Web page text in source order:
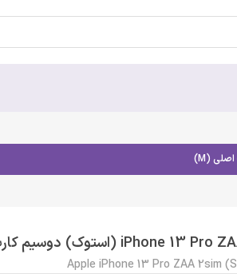
Apple iPhone 13 Pro ZAA 2sim